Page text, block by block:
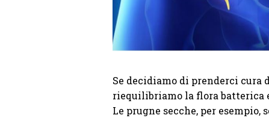
Se decidiamo di prenderci
riequilibriamo la flora batterica
Le prugne secche, per